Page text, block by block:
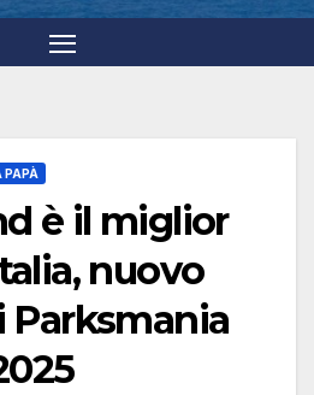
PAPÀ
è il miglior
nuovo